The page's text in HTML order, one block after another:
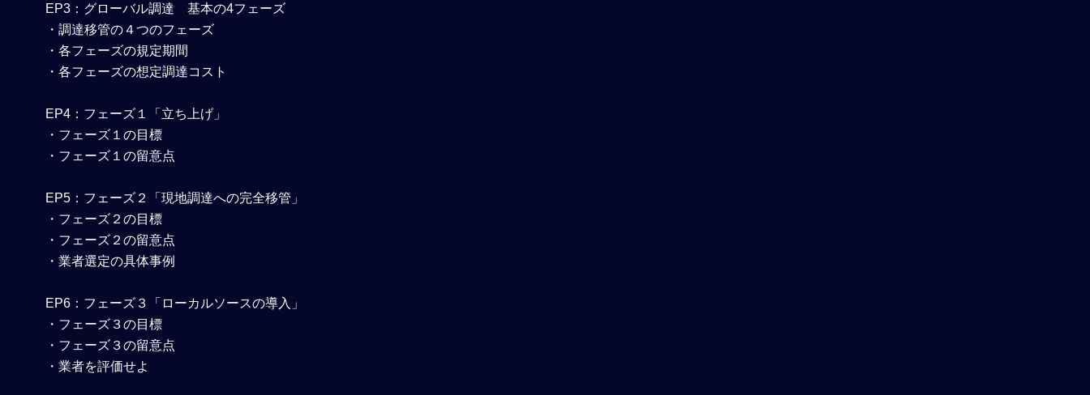
EP3：グローバル調達 基本の4フェーズ
・調達移管の４つのフェーズ
・各フェーズの規定期間
・各フェーズの想定調達コスト
EP4：フェーズ１「立ち上げ」
・フェーズ１の目標
・フェーズ１の留意点
EP5：フェーズ２「現地調達への完全移管」
・フェーズ２の目標
・フェーズ２の留意点
・業者選定の具体事例
EP6：フェーズ３「ローカルソースの導入」
・フェーズ３の目標
・フェーズ３の留意点
・業者を評価せよ